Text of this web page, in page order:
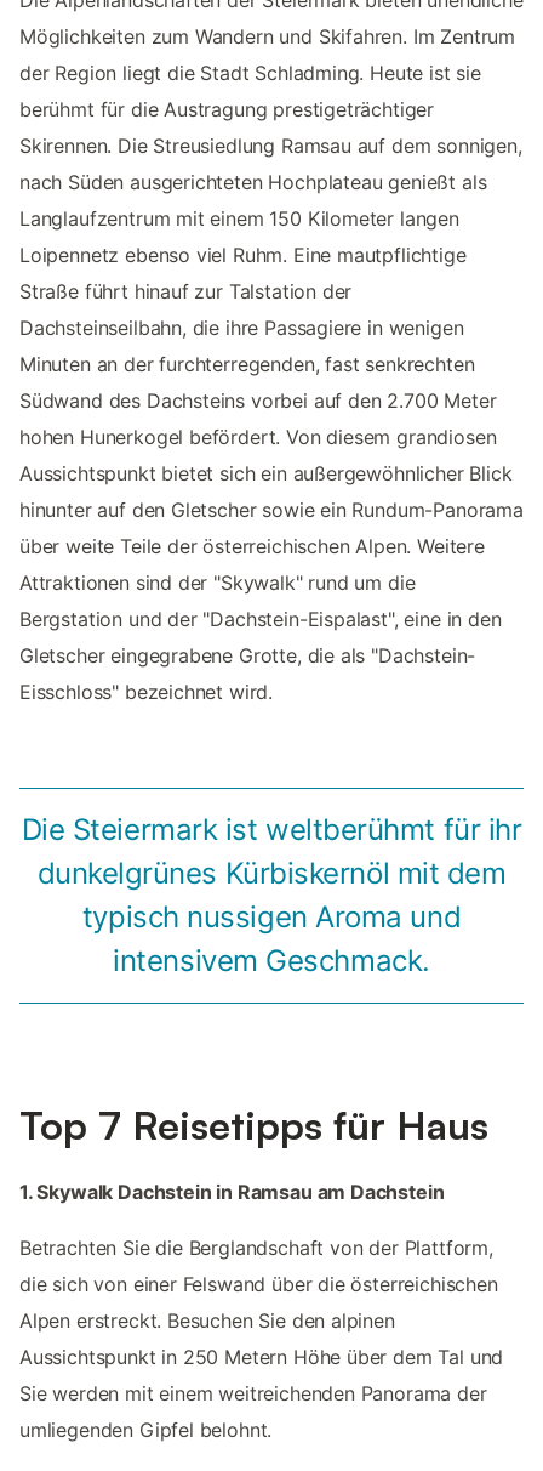
Möglichkeiten zum Wandern und Skifahren. Im Zentrum
der Region liegt die Stadt Schladming. Heute ist sie
berühmt für die Austragung prestigeträchtiger
Skirennen. Die Streusiedlung Ramsau auf dem sonnigen,
nach Süden ausgerichteten Hochplateau genießt als
Langlaufzentrum mit einem 150 Kilometer langen
Loipennetz ebenso viel Ruhm. Eine mautpflichtige
Straße führt hinauf zur Talstation der
Dachsteinseilbahn, die ihre Passagiere in wenigen
Minuten an der furchterregenden, fast senkrechten
Südwand des Dachsteins vorbei auf den 2.700 Meter
hohen Hunerkogel befördert. Von diesem grandiosen
Aussichtspunkt bietet sich ein außergewöhnlicher Blick
hinunter auf den Gletscher sowie ein Rundum-Panorama
über weite Teile der österreichischen Alpen. Weitere
Attraktionen sind der "Skywalk" rund um die
Bergstation und der "Dachstein-Eispalast", eine in den
Gletscher eingegrabene Grotte, die als "Dachstein-
Eisschloss" bezeichnet wird.
Die Steiermark ist weltberühmt für ihr
dunkelgrünes Kürbiskernöl mit dem
typisch nussigen Aroma und
intensivem Geschmack.
Top 7 Reisetipps für Haus
1. Skywalk Dachstein in Ramsau am Dachstein
Betrachten Sie die Berglandschaft von der Plattform,
die sich von einer Felswand über die österreichischen
Alpen erstreckt. Besuchen Sie den alpinen
Aussichtspunkt in 250 Metern Höhe über dem Tal und
Sie werden mit einem weitreichenden Panorama der
umliegenden Gipfel belohnt.